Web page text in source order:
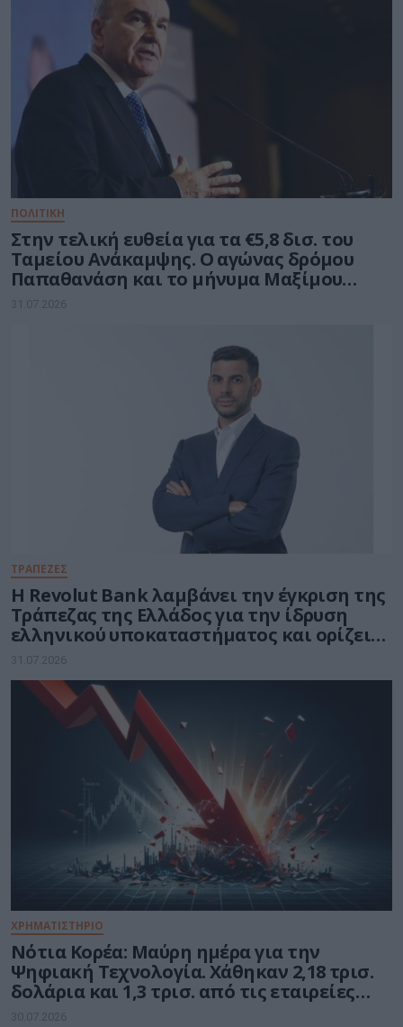
ΠΟΛΙΤΙΚΗ
Στην τελική ευθεία για τα €5,8 δισ. του
Ταμείου Ανάκαμψης. Ο αγώνας δρόμου
Παπαθανάση και το μήνυμα Μαξίμου
στους υπουργούς
31.07.2026
ΤΡΑΠΕΖΕΣ
Η Revolut Bank λαμβάνει την έγκριση της
Τράπεζας της Ελλάδος για την ίδρυση
ελληνικού υποκαταστήματος και ορίζει
τον Βασίλη Αμεράνη Γενικό Διευθυντή
31.07.2026
ΧΡΗΜΑΤΙΣΤΗΡΙΟ
Νότια Κορέα: Μαύρη ημέρα για την
Ψηφιακή Τεχνολογία. Χάθηκαν 2,18 τρισ.
δολάρια και 1,3 τρισ. από τις εταιρείες
ημιαγωγών
30.07.2026